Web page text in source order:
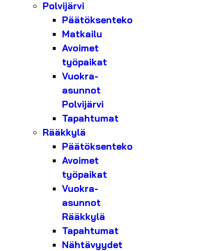
Polvijärvi
Päätöksenteko
Matkailu
Avoimet
työpaikat
Vuokra-
asunnot
Polvijärvi
Tapahtumat
Rääkkylä
Päätöksenteko
Avoimet
työpaikat
Vuokra-
asunnot
Rääkkylä
Tapahtumat
Nähtävyydet